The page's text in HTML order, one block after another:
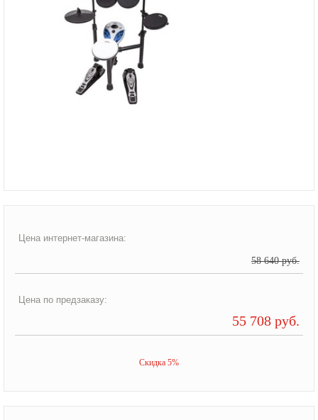
Цена интернет-магазина:
58 640 руб.
Цена по предзаказу:
55 708 руб.
Скидка 5%